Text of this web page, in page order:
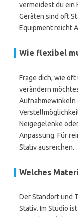
vermeidest du ein
Geräten sind oft
Equipment reicht
Wie flexibel
Frage dich, wie
verändern
Neigegelenke
Anpassung. Für
Stativ ausreichen.
Welches
Der Standort und
Stativ. Im Studio